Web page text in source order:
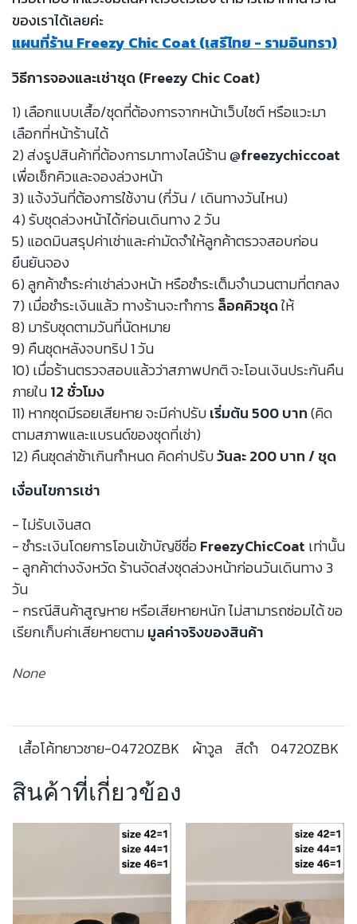
ของเราได้เลยค่ะ
แผนที่ร้าน Freezy Chic Coat (เสรีไทย - รามอินทรา)
วิธีการจองและเช่าชุด (Freezy Chic Coat)
1) เลือกแบบเสื้อ/ชุดที่ต้องการจากหน้าเว็บไซต์ หรือแวะมา
เลือกที่หน้าร้านได้
2) ส่งรูปสินค้าที่ต้องการมาทางไลน์ร้าน@freezychiccoat
เพื่อเช็กคิวและจองล่วงหน้า
3) แจ้งวันที่ต้องการใช้งาน (กี่วัน / เดินทางวันไหน)
4) รับชุดล่วงหน้าได้ก่อนเดินทาง 2 วัน
5) แอดมินสรุปค่าเช่าและค่ามัดจำให้ลูกค้าตรวจสอบก่อน
ยืนยันจอง
6) ลูกค้าชำระค่าเช่าล่วงหน้า หรือชำระเต็มจำนวนตามที่ตกลง
7) เมื่อชำระเงินแล้ว ทางร้านจะทำการล็อคคิวชุดให้
8) มารับชุดตามวันที่นัดหมาย
9) คืนชุดหลังจบทริป 1 วัน
10) เมื่อร้านตรวจสอบแล้วว่าสภาพปกติ จะโอนเงินประกันคืน
ภายใน12 ชั่วโมง
11) หากชุดมีรอยเสียหาย จะมีค่าปรับเริ่มต้น 500 บาท(คิด
ตามสภาพและแบรนด์ของชุดที่เช่า)
12) คืนชุดล่าช้าเกินกำหนด คิดค่าปรับวันละ 200 บาท / ชุด
เงื่อนไขการเช่า
- ไม่รับเงินสด
- ชำระเงินโดยการโอนเข้าบัญชีชื่อFreezyChicCoat เท่านั้น
- ลูกค้าต่างจังหวัด ร้านจัดส่งชุดล่วงหน้าก่อนวันเดินทาง 3
วัน
- กรณีสินค้าสูญหาย หรือเสียหายหนัก ไม่สามารถซ่อมได้ ขอ
เรียกเก็บค่าเสียหายตามมูลค่าจริงของสินค้า
None
เสื้อโค้ทยาวชาย-0472OZBK ผ้าวูล สีดำ 0472OZBK
สินค้าที่เกี่ยวข้อง